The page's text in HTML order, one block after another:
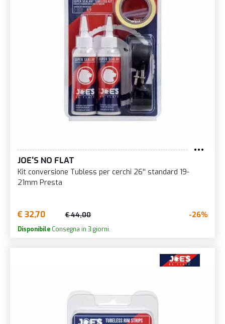
JOE'S NO FLAT
Kit conversione Tubless per cerchi 26'' standard 19-
21mm Presta
€ 32,70 € 44,00 -26%
Disponibile Consegna in 3 giorni.